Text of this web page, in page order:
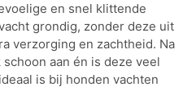
en snel klittende
grondig, zonder deze uit
verzorging en zachtheid. Na
aan én is deze veel
is bij honden vachten